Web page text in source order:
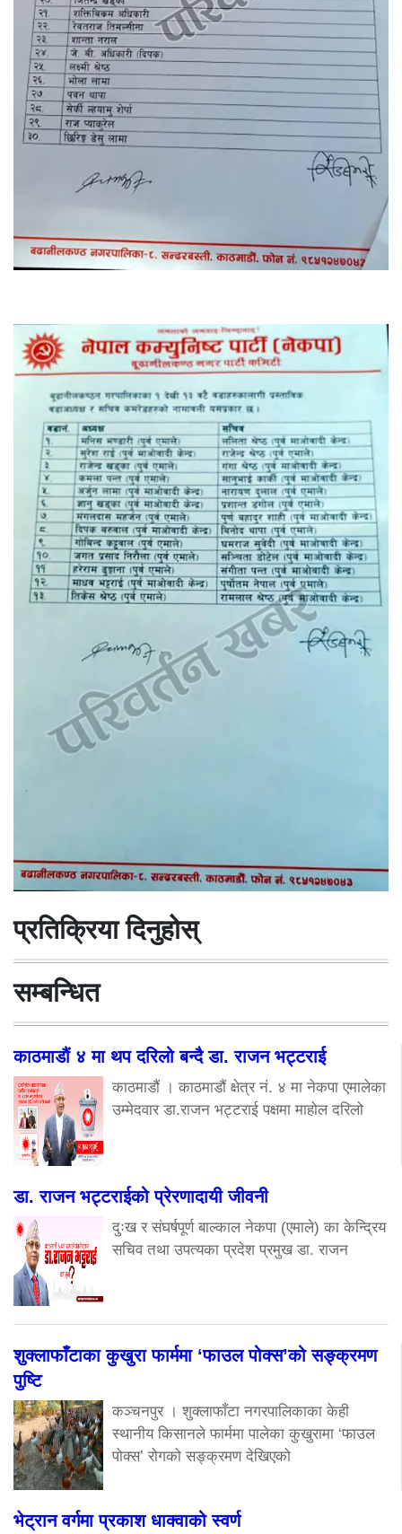
प्रतिक्रिया दिनुहोस्
सम्बन्धित
काठमाडौं ४ मा थप दरिलो बन्दै डा. राजन भट्टराई
काठमाडौं । काठमाडौं क्षेत्र नं. ४ मा नेकपा एमालेका
उम्मेदवार डा.राजन भट्टराई पक्षमा माहोल दरिलो
डा. राजन भट्टराईको प्रेरणादायी जीवनी
दुःख र संघर्षपूर्ण बाल्काल नेकपा (एमाले) का केन्द्रिय
सचिव तथा उपत्यका प्रदेश प्रमुख डा. राजन
शुक्लाफाँटाका कुखुरा फार्ममा ‘फाउल पोक्स’को सङ्क्रमण
पुष्टि
कञ्चनपुर । शुक्लाफाँटा नगरपालिकाका केही
स्थानीय किसानले फार्ममा पालेका कुखुरामा ‘फाउल
पोक्स’ रोगको सङ्क्रमण देखिएको
भेट्रान वर्गमा प्रकाश धाक्वाको स्वर्ण